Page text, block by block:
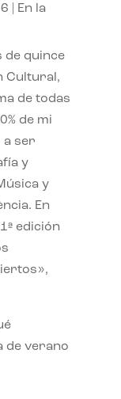
En la
de quince
Cultural,
de todas
de mi
a ser
y
y
En
edición
de verano